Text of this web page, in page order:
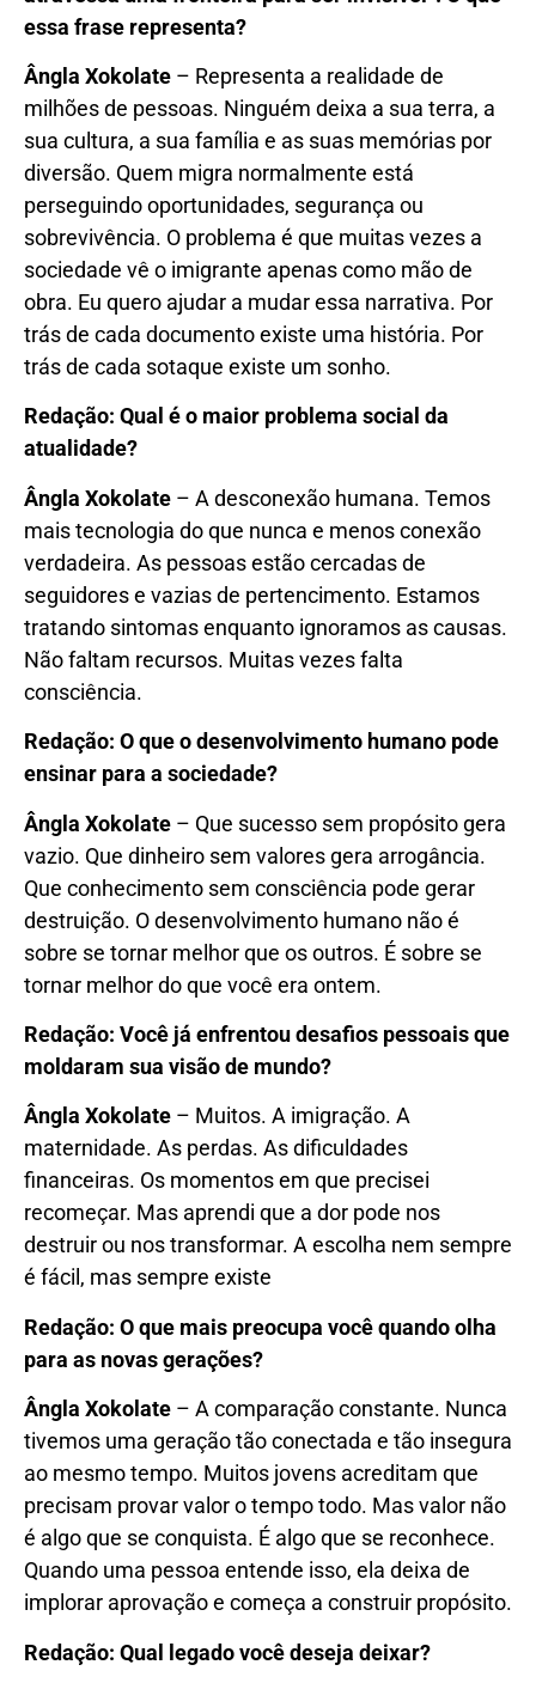
essa frase representa?
Ângla Xokolate – Representa a realidade de
milhões de pessoas. Ninguém deixa a sua terra, a
sua cultura, a sua família e as suas memórias por
diversão. Quem migra normalmente está
perseguindo oportunidades, segurança ou
sobrevivência. O problema é que muitas vezes a
sociedade vê o imigrante apenas como mão de
obra. Eu quero ajudar a mudar essa narrativa. Por
trás de cada documento existe uma história. Por
trás de cada sotaque existe um sonho.
Redação: Qual é o maior problema social da
atualidade?
Ângla Xokolate – A desconexão humana. Temos
mais tecnologia do que nunca e menos conexão
verdadeira. As pessoas estão cercadas de
seguidores e vazias de pertencimento. Estamos
tratando sintomas enquanto ignoramos as causas.
Não faltam recursos. Muitas vezes falta
consciência.
Redação: O que o desenvolvimento humano pode
ensinar para a sociedade?
Ângla Xokolate – Que sucesso sem propósito gera
vazio. Que dinheiro sem valores gera arrogância.
Que conhecimento sem consciência pode gerar
destruição. O desenvolvimento humano não é
sobre se tornar melhor que os outros. É sobre se
tornar melhor do que você era ontem.
Redação: Você já enfrentou desafios pessoais que
moldaram sua visão de mundo?
Ângla Xokolate – Muitos. A imigração. A
maternidade. As perdas. As dificuldades
financeiras. Os momentos em que precisei
recomeçar. Mas aprendi que a dor pode nos
destruir ou nos transformar. A escolha nem sempre
é fácil, mas sempre existe
Redação: O que mais preocupa você quando olha
para as novas gerações?
Ângla Xokolate – A comparação constante. Nunca
tivemos uma geração tão conectada e tão insegura
ao mesmo tempo. Muitos jovens acreditam que
precisam provar valor o tempo todo. Mas valor não
é algo que se conquista. É algo que se reconhece.
Quando uma pessoa entende isso, ela deixa de
implorar aprovação e começa a construir propósito.
Redação: Qual legado você deseja deixar?